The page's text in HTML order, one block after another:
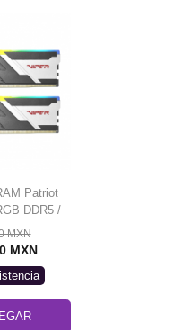
Patriot
DDR5 /
(2 x 16GB)
/ XMP /
EN
MXN
MXN